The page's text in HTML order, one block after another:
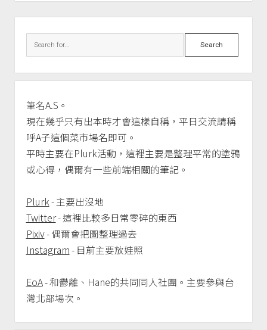
監
督
||
愚
節
畫
Search
筆名A.S。
現在幾乎只有出本時才會這樣自稱，平日交流請稱
呼A子這個菜市場名即可。
平時主要在Plurk活動，這裡主要是整理平常的塗鴉
或心得，偶爾有一些前端相關的筆記。
Plurk- 主要出沒地
Twitter- 這裡比較多日常零碎的東西
Pixiv- 偶爾會把圖整理過去
Instagram- 目前主要放娃照
EoA- 和鬱離、Hane的共同同人社團。主要參與台
灣北部場次。